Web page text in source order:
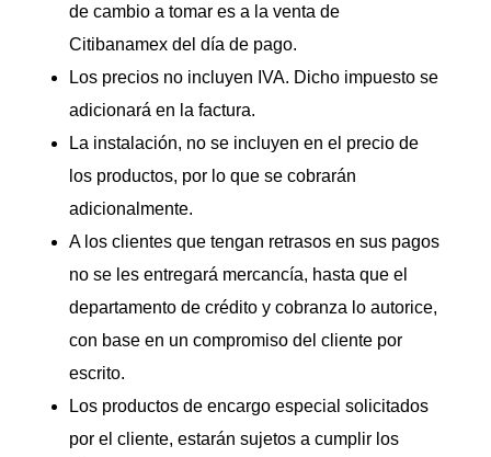
de cambio a tomar es a la venta de
Citibanamex del día de pago.
Los precios no incluyen IVA. Dicho impuesto se
adicionará en la factura.
La instalación, no se incluyen en el precio de
los productos, por lo que se cobrarán
adicionalmente.
A los clientes que tengan retrasos en sus pagos
no se les entregará mercancía, hasta que el
departamento de crédito y cobranza lo autorice,
con base en un compromiso del cliente por
escrito.
Los productos de encargo especial solicitados
por el cliente, estarán sujetos a cumplir los